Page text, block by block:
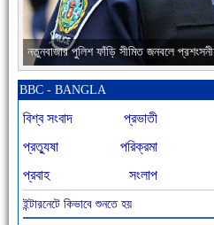
নতুনবাজার পুলিশ ফাঁড়ি সীমিত জনবলে
BBC - BANGLA
বিশ্ব সংবাদ
প্রভাতী
প্রত্যুষা
পরিক্রমা
প্রবাহ
সংলাপ
ইন্টারনেটে কিভাবে শুনতে হয়